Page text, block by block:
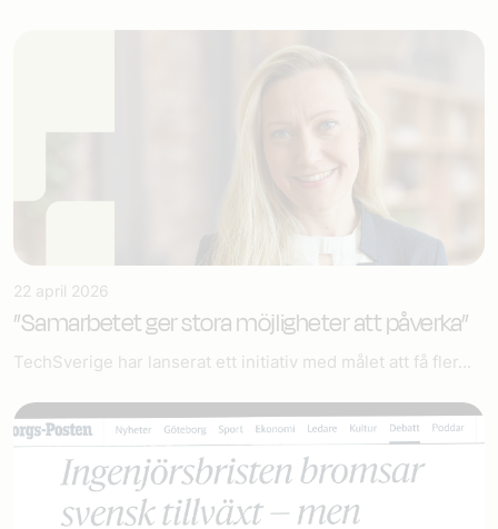
22 april 2026
”Samarbetet ger stora möjligheter att påverka”
TechSverige har lanserat ett initiativ med målet att få fler...